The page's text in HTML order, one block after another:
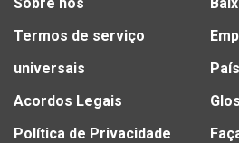
Termos de serviço
universais
Acordos Legais
Política de Privacidade